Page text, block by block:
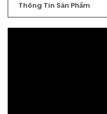
Thông Tin Sản Phẩm